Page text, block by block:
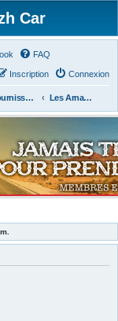
Car
FAQ
Connexion
Inscription
Les Fournisseurs Américains ou Français Les Arnaqueurs